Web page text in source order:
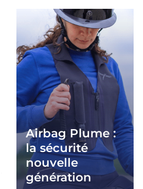
Airbag Plume :
la sécurité
nouvelle
génération